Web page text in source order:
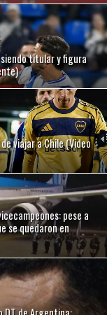
siendo titular y figura
viajar a Chile (Video
pese a
se quedaron en